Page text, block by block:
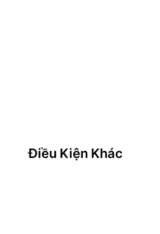
Điều Kiện Khác